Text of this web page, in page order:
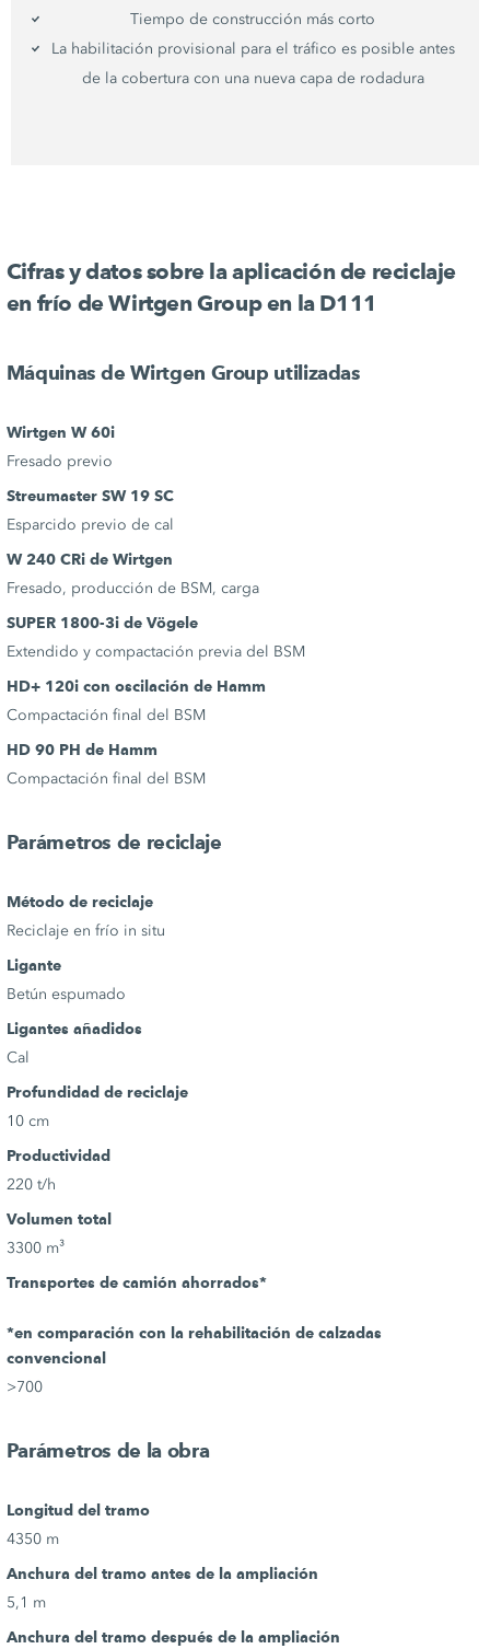
Tiempo de construcción más corto
La habilitación provisional para el tráfico es posible antes
de la cobertura con una nueva capa de rodadura
Cifras y datos sobre la aplicación de reciclaje
en frío de Wirtgen Group en la D111
Máquinas de Wirtgen Group utilizadas
Wirtgen W 60i
Fresado previo
Streumaster SW 19 SC
Esparcido previo de cal
W 240 CRi de Wirtgen
Fresado, producción de BSM, carga
SUPER 1800-3i de Vögele
Extendido y compactación previa del BSM
HD+ 120i con oscilación de Hamm
Compactación final del BSM
HD 90 PH de Hamm
Compactación final del BSM
Parámetros de reciclaje
Método de reciclaje
Reciclaje en frío in situ
Ligante
Betún espumado
Ligantes añadidos
Cal
Profundidad de reciclaje
10 cm
Productividad
220 t/h
Volumen total
3300 m³
Transportes de camión ahorrados*
*en comparación con la rehabilitación de calzadas
convencional
>700
Parámetros de la obra
Longitud del tramo
4350 m
Anchura del tramo antes de la ampliación
5,1 m
Anchura del tramo después de la ampliación